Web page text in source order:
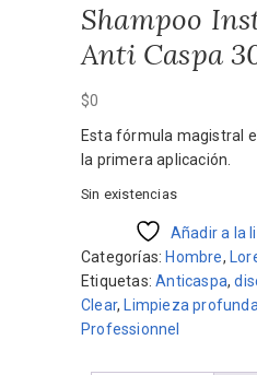
Shampoo
Anti Caspa
$0
Esta fórmula magistral
la primera aplicación.
Sin existencias
Añadir a la
Categorías: Hombre,
Etiquetas:Anticaspa,
Clear, Limpieza profunda
Professionnel